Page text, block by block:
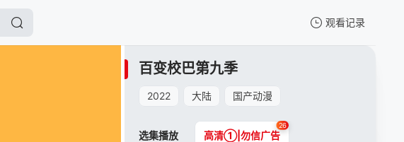
观看记录
我的观影记录
百变校巴第九季
2022 大陆 国产动漫
选集播放 高清①|勿信广告
26